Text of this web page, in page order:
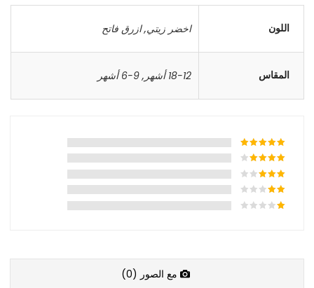
اللون اخضر زيتي,ازرق فاتح
المقاس 18-12 أشهر ,9-6 أشهر
مع الصور (0
)